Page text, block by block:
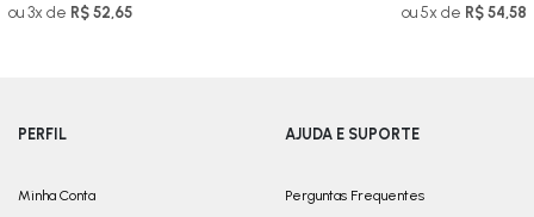
ou 3x de R$ 52,65 ou 5x de R$ 54,58
PERFIL
Minha Conta
AJUDA E SUPORTE
Perguntas Frequentes